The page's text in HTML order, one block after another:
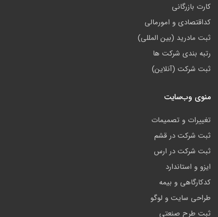
کارت بازرگانی
کداقتصادی و امورمالی
ثبت مادرید (بین المللی)
رتبه بندی شرکت ها
ثبت شرکت (آنلاین)
منوی وب‌سایت
تغییرات و تصمیمات
ثبت شرکت در قشم
ثبت شرکت در ارس
ایزو و استاندارد
کدکارگاهی و بیمه
طراحی سایت و لوگو
ثبت طرح صنعتی